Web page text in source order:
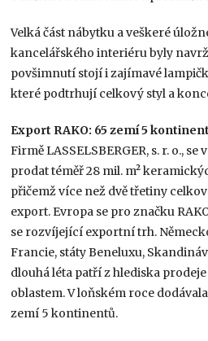
Velká část nábytku a veškeré
kancelářského interiéru byly
povšimnutí stojí i zajímavé
které podtrhují celkový styl a
Export RAKO: 65 zemí 5
Firmě LASSELSBERGER, s. r. o.,
prodat téměř 28 mil. m²
přičemž více než dvě třetiny
export. Evropa se pro značku
se rozvíjející exportní trh.
Francie, státy Beneluxu,
dlouhá léta patří z hlediska
oblastem. V loňském roce
zemí 5 kontinentů.